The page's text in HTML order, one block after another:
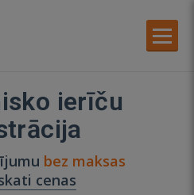
ierīču
bez maksas
cenas